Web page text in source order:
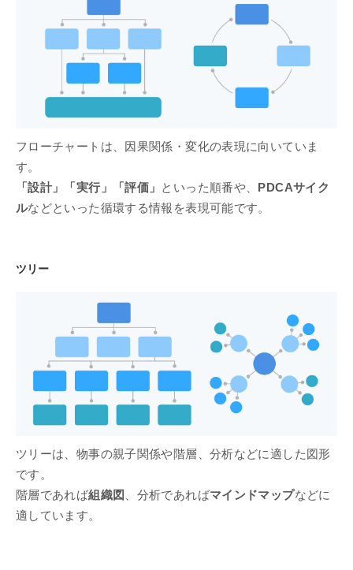
フローチャートは、因果関係・変化の表現に向いていま
す。
「設計」「実行」「評価」 といった順番や、 PDCAサイク
ルなどといった循環する情報を表現可能です。
ツリー
ツリーは、物事の親子関係や階層、分析などに適した図形
です。
階層であれば組織図 、分析であればマインドマップなどに
適しています。